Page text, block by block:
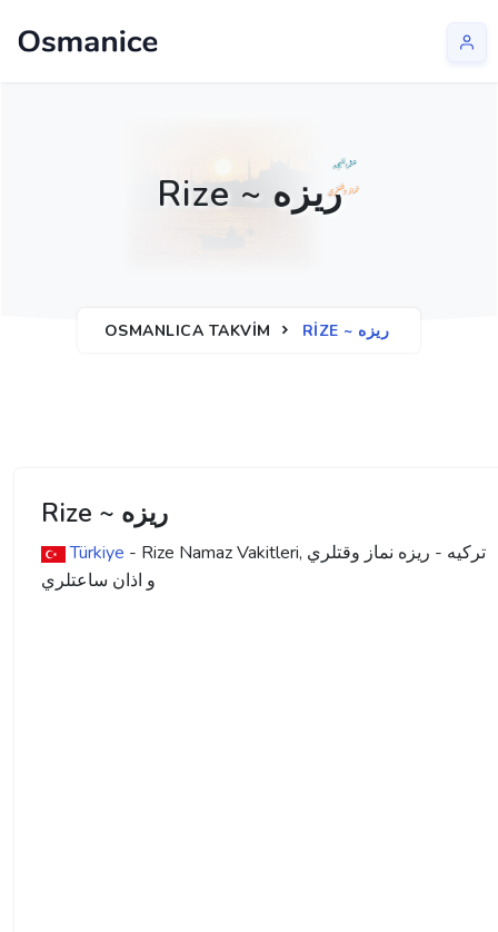
Rize ~ ريزه
OSMANLICA TAKVIM RIZE ~ ريزه
Rize ~ ريزه
Türkiye - Rize Namaz Vakitleri, ترکیه - ريزه نماز وقتلري
و اذان ساعتلري